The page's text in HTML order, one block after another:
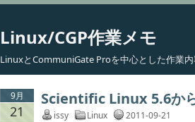
Linux/CGP作業メモ
LinuxとCommuniGate Proを中心とした作業
9月
21
Scientific Linux 5.6か
issy Linux 2011-09-21